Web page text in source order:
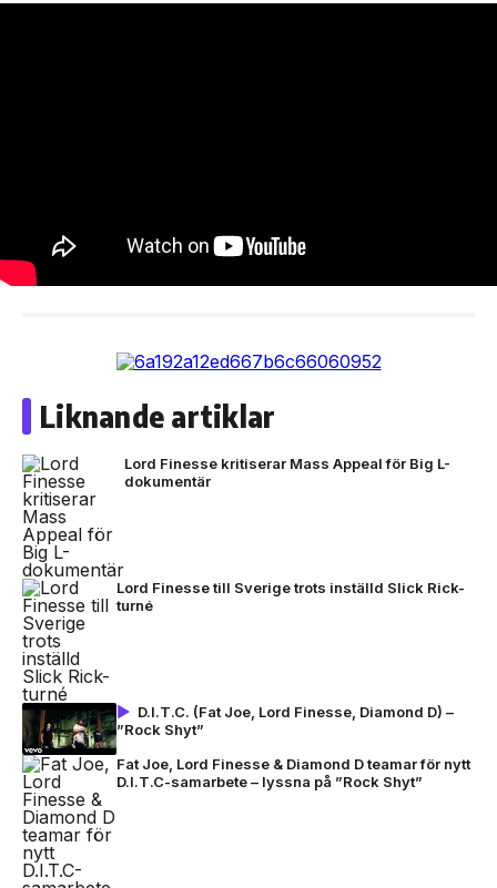
Liknande artiklar
Lord Finesse kritiserar Mass Appeal för Big L-
dokumentär
Lord Finesse till Sverige trots inställd Slick Rick-
turné
D.I.T.C. (Fat Joe, Lord Finesse, Diamond D) –
”Rock Shyt”
Fat Joe, Lord Finesse & Diamond D teamar för nytt
D.I.T.C-samarbete – lyssna på ”Rock Shyt”